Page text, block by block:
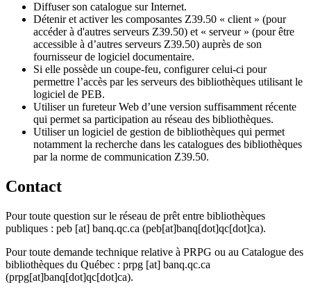
Diffuser son catalogue sur Internet.
Détenir et activer les composantes Z39.50 « client » (pour
accéder à d'autres serveurs Z39.50) et « serveur » (pour être
accessible à d’autres serveurs Z39.50) auprès de son
fournisseur de logiciel documentaire.
Si elle possède un coupe-feu, configurer celui-ci pour
permettre l’accès par les serveurs des bibliothèques utilisant le
logiciel de PEB.
Utiliser un fureteur Web d’une version suffisamment récente
qui permet sa participation au réseau des bibliothèques.
Utiliser un logiciel de gestion de bibliothèques qui permet
notamment la recherche dans les catalogues des bibliothèques
par la norme de communication Z39.50.
Contact
Pour toute question sur le réseau de prêt entre bibliothèques
publiques : peb [at] banq.qc.ca (peb[at]banq[dot]qc[dot]ca).
Pour toute demande technique relative à PRPG ou au Catalogue des
bibliothèques du Québec : prpg [at] banq.qc.ca
(prpg[at]banq[dot]qc[dot]ca).